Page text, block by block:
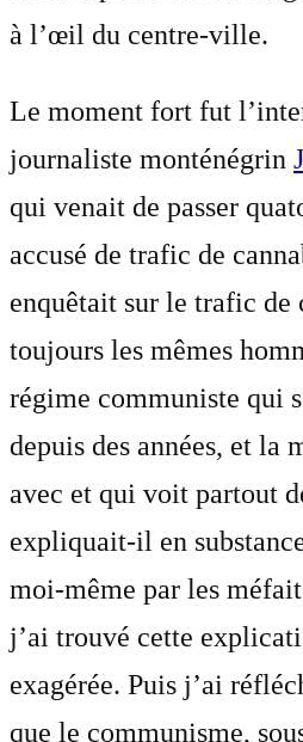
à l’œil du centre-ville.
Le moment fort fut
journaliste monténégrin
qui venait de passer
accusé de trafic de
enquêtait sur le trafic de
toujours les mêmes
régime communiste qui
depuis des années, et la
avec et qui voit partout
expliquait-il en
moi-même par les
j’ai trouvé cette
exagérée. Puis j’ai
que le communisme,